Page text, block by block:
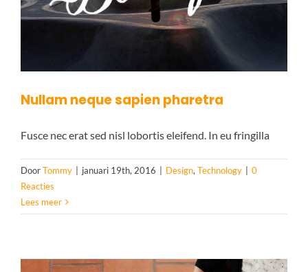
Nullam neque sapien pharetra
Fusce nec erat sed nisl lobortis eleifend. In eu fringilla
DoorTommy januari 19th, 2016 Design,Technology
0
Reacties
Lees meer